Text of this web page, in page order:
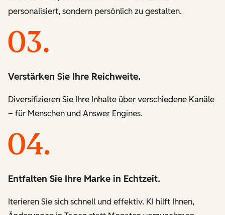
personalisiert, sondern persönlich zu gestalten.
Verstärken Sie Ihre Reichweite.
Diversifizieren Sie Ihre Inhalte über verschiedene Kanäle
– für Menschen und Answer Engines.
Entfalten Sie Ihre Marke in Echtzeit.
Iterieren Sie sich schnell und effektiv. KI hilft Ihnen,